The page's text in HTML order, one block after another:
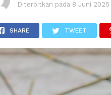
Diterbitkan pada 8 Juni 2025
SHARE TWEET